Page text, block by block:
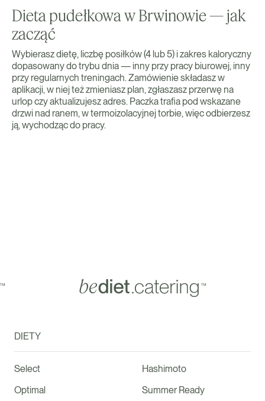
Dieta pudełkowa w Brwinowie — jak
zacząć
Wybierasz dietę, liczbę posiłków (4 lub 5) i zakres kaloryczny
dopasowany do trybu dnia — inny przy pracy biurowej, inny
przy regularnych treningach. Zamówienie składasz w
aplikacji, w niej też zmieniasz plan, zgłaszasz przerwę na
urlop czy aktualizujesz adres. Paczka trafia pod wskazane
drzwi nad ranem, w termoizolacyjnej torbie, więc odbierzesz
ją, wychodząc do pracy.
DIETY
Select
Optimal
Hashimoto
Summer Ready